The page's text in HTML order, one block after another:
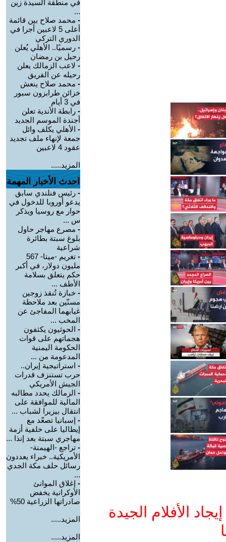
الأفلام الجيدة
في منطقة السيدة زين
...
- محمد صلاح بين قائمة
أعلى 5 لاعبين أجرا في
الدوري التركي
- رسميًا.. الأهلي يُعلن
رحيل بن رمضان
- لاعب الزمالك يعلن
رحيله عن الفريق
- محمد صلاح ينعش
خزائن طرابزون سبور
في 3 أيام
- رابطة الأندية تعلن
أجندة الموسم الجديد
- الأهلي يكلف وائل
جمعة لإنهاء ملف تجديد
عقود 4 لاعبين
المزيد.....
احدث الأخبار المهمة
- رئيس فنلندي سابق
يدعو أوروبا للدخول في
حوار مع روسيا ويذكر
س ...
- مصرع مهاجر حاول
بلوغ سبتة بطائرة
شراعية
-
تغريم -ميتا- 567
مليون دولار، في أكبر
حكم يتعلق بسلامة
الأطف ...
- خبازة تُنقذ زوجين
مسنّين بعد ملاحظة
غيابهما المفاجئ عن
المخب ...
- الحوثيون يكثفون
هجماتهم على قوات
الحكومة اليمنية
المدعومة من ...
- استراتيجية إيران..
حرب تستنزف قدرات
الجيش الأمريكي
- الزمالك يحدد مطالبه
المالية للموافقة على
انتقال بيزيرا لشباب ...
- إسبانيا تصعّد مع
إيطاليا على خلفية أزمة
مهاجري سبتة بعد إنذا ...
- تراجع -الهيمنة-
الأمريكية.. خبراء يعددون
رسائل حلف مكة الجدي
...
- إغلاق الموانئ
الأوكرانية يخفض
صادراتها الزراعية 50%
المزيد.....
المزيد.....